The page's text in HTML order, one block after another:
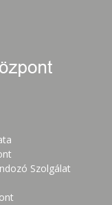
Szolgálat